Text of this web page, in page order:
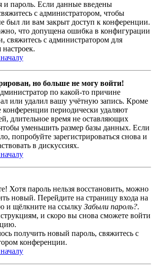
и пароль. Если данные введены
с администратором, чтобы
был ли вам закрыт доступ к конференции.
что допущена ошибка в конфигурации
свяжитесь с администратором для
но больше не могу войти!
по какой-то причине
или удалил вашу учётную запись. Кроме
конференции периодически удаляют
длительное время не оставляющих
уменьшить размер базы данных. Если
попробуйте зарегистрироваться снова и
в дискуссиях.
Хотя пароль нельзя восстановить, можно
новый. Перейдите на страницу входа на
и щёлкните на ссылку Забыли пароль?.
и скоро вы снова сможете войти
получить новый пароль, свяжитесь с
конференции.